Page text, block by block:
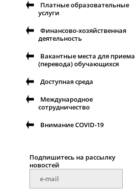
Платные образовательные
услуги
Финансово-хозяйственная
деятельность
Вакантные места для приема
(перевода) обучающихся
Доступная среда
Международное
сотрудничество
Внимание COVID-19
Подпишитесь на рассылку
новостей